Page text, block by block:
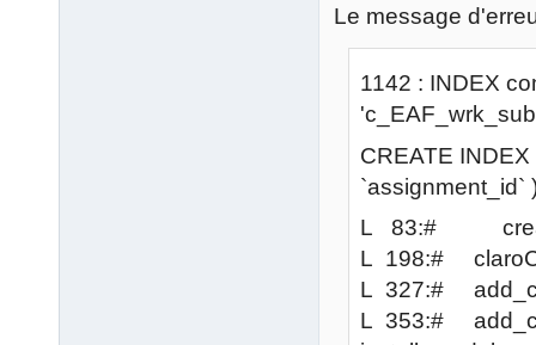
Le message
1142 : INDEX
CREATE
`assignment_id`
L 83:#
L 198:#
L 327:#
L 353:#